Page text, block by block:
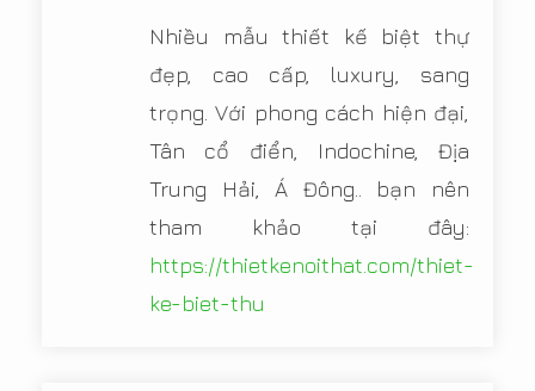
Nhiều mẫu thiết kế biệt thự
đẹp, cao cấp, luxury, sang
trọng. Với phong cách hiện đại,
Tân cổ điển, Indochine, Địa
Trung Hải, Á Đông.. bạn nên
tham khảo tại đây:
https://thietkenoithat.com/thiet-
ke-biet-thu